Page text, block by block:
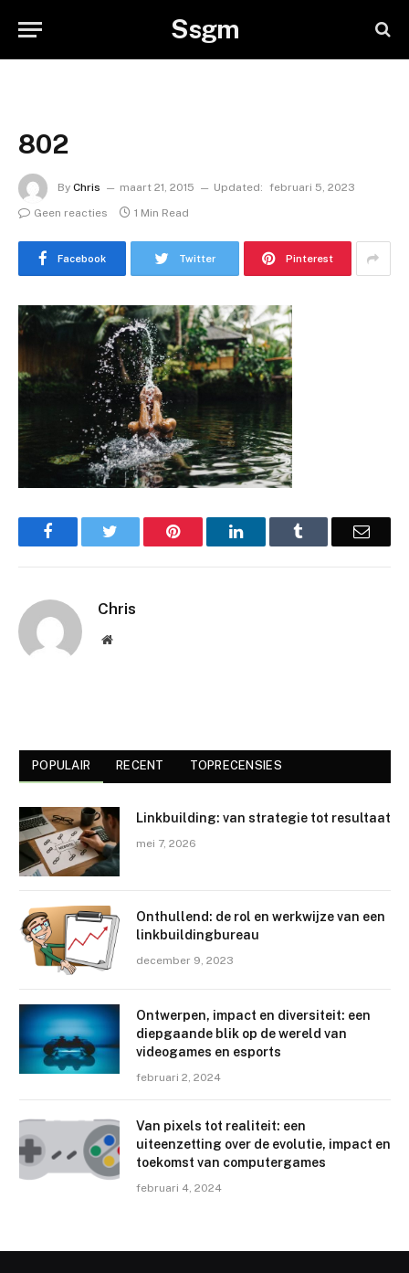
Ssgm
802
By Chris maart 21, 2015 Updated: februari 5, 2023
Geen reacties
1 Min Read
Facebook Twitter Pinterest
Facebook Pinterest LinkedIn Email
Chris
Website
POPULAIR RECENT TOPRECENSIES
Linkbuilding: van strategie tot resultaat
mei 7, 2026
Onthullend: de rol en werkwijze van een
linkbuildingbureau
december 9, 2023
Ontwerpen, impact en diversiteit: een
diepgaande blik op de wereld van
videogames en esports
februari 2, 2024
Van pixels tot realiteit: een
uiteenzetting over de evolutie, impact en
toekomst van computergames
februari 4, 2024